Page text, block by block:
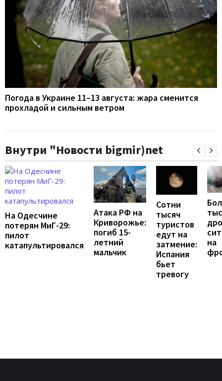
Погода в Украине 11–13 августа: жара сменится
прохладой и сильным ветром
Внутри "Новости bigmir)net
На Одесчине
потерян МиГ-29:
пилот
катапультировался
Атака РФ на
Криворожье:
погиб 15-
летний
мальчик
Сотни
тысяч
туристов
едут на
затмение:
Испания
бьет
тревогу
на